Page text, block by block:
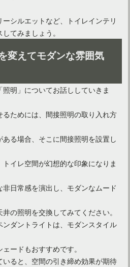
シルエットなど、トイレインテリ
てみましょう。
変えてモダンな雰囲気
明」についてお話ししていきま
ためには、間接照明の取り入れ方
ある場合、そこに間接照明を設置し
イレ空間が幻想的な印象になりま
日常感を演出し、モダンなムード
の照明を交換してみてください。
ダントライトは、モダンスタイル
ードもおすすめです。
ると、空間の引き締め効果が期待